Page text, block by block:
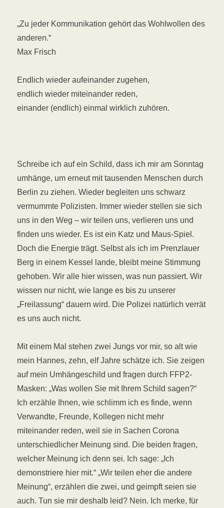
„Zu jeder Kommunikation gehört das Wohlwollen des
anderen.“
Max Frisch
Endlich wieder aufeinander zugehen,
endlich wieder miteinander reden,
einander (endlich) einmal wirklich zuhören.
Schreibe ich auf ein Schild, dass ich mir am Sonntag
umhänge, um erneut mit tausenden Menschen durch
Berlin zu ziehen. Wieder begleiten uns schwarz
vermummte Polizisten. Immer wieder stellen sie sich
uns in den Weg – wir teilen uns, verlieren uns und
finden uns wieder. Es ist ein Katz und Maus-Spiel.
Doch die Energie trägt. Selbst als ich im Prenzlauer
Berg in einem Kessel lande, bleibt meine Stimmung
gehoben. Wir alle hier wissen, was nun passiert. Wir
wissen nur nicht, wie lange es bis zu unserer
„Freilassung“ dauern wird. Die Polizei natürlich verrät
es uns auch nicht.
Mit einem Mal stehen zwei Jungs vor mir, so alt wie
mein Hannes, zehn, elf Jahre schätze ich. Sie zeigen
auf mein Umhängeschild und fragen durch FFP2-
Masken: „Was wollen Sie mit Ihrem Schild sagen?“
Ich erzähle Ihnen, wie schlimm ich es finde, wenn
Verwandte, Freunde, Kollegen nicht mehr
miteinander reden, weil sie in Sachen Corona
unterschiedlicher Meinung sind. Die beiden fragen,
welcher Meinung ich denn sei. Ich sage: „Ich
demonstriere hier mit.“ „Wir teilen eher die andere
Meinung“, erzählen die zwei, und geimpft seien sie
auch. Tun sie mir deshalb leid? Nein. Ich merke, für